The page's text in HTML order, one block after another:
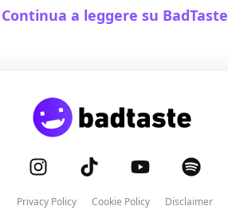
Continua a leggere su BadTaste
Privacy Policy Cookie Policy Disclaimer